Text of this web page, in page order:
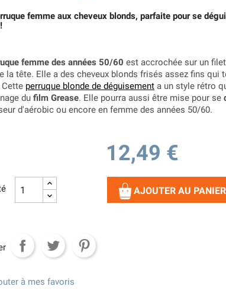
femme aux cheveux blonds, parfaite pour se
femme des années 50/60 est accrochée sur un
la tête. Elle a des cheveux blonds frisés assez fins qui
Cette perruque blonde de déguisement a un style rétro
du film Grease. Elle pourra aussi être mise pour se
d'aérobic ou encore en femme des années 50/60.
12,49 €
AJOUTER AU PANIER
à mes favoris